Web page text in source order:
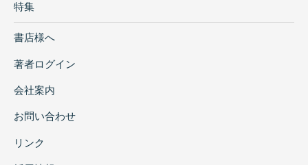
特集
書店様へ
著者ログイン
会社案内
お問い合わせ
リンク